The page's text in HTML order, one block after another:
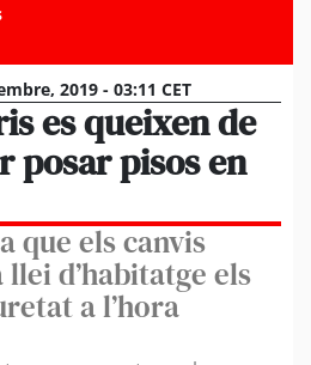
2019 - 03:11 CET
es queixen de
posar pisos en
que els canvis
d’habitatge els
a l’hora